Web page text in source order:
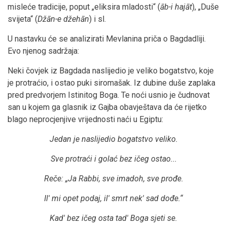
misleće tradicije, poput „eliksira mladosti“ (āb-i hajāt), „Duše
svijeta“ (Džān-e džehān) i sl.
U nastavku će se analizirati Mevlanina priča o Bagdadliji.
Evo njenog sadržaja:
Neki čovjek iz Bagdada naslijedio je veliko bogatstvo, koje
je protraćio, i ostao puki siromašak. Iz dubine duše zaplaka
pred predvorjem Istinitog Boga. Te noći usnio je čudnovat
san u kojem ga glasnik iz Gajba obavještava da će rijetko
blago neprocjenjive vrijednosti naći u Egiptu:
Jedan je naslijedio bogatstvo veliko.
Sve protraći i golać bez ičeg ostao...
Reče: „Ja Rabbi, sve imadoh, sve prođe.
Il' mi opet podaj, il' smrt nek' sad dođe.“
Kad' bez ičeg osta tad' Boga sjeti se.